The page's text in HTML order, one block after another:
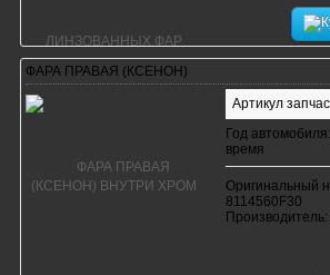
ФАРА ПРАВАЯ (КСЕНОН)
Артикул
Год
время
Оригинальный
8114560F30